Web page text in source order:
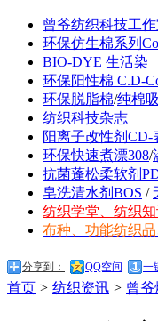
曾爷纺织科技工
环保仿生棉系列
BIO-DYE 生活染
环保阳性棉 C.D-
环保脱脂棉/纯棉
纺织科技杂志
阳离子改性剂CD-
环保快速煮漂308/
抗菌蓬松柔软剂
皂洗清水剂BOS /
纺织学堂、纺织知
布种、功能纺织
分享到： QQ空间 一
首页 > 纺织资讯 > 曾爷